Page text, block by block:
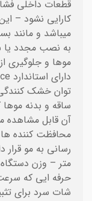
قطعات داخلی
کارایی نشود –
میباشد و مانند
به نصب مجدد یا
موها و جلوگیری
ساقه و بدنه موها
آن قابل مشاهده
محافظت کننده
حرفه ایی که
شات سرد برای